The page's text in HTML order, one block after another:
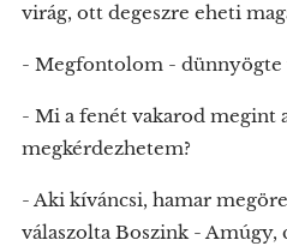
virág, ott degeszre eheti
- Megfontolom - dünnyögte
- Mi a fenét vakarod megint
megkérdezhetem?
- Aki kíváncsi, hamar
válaszolta Boszink - Amúgy,